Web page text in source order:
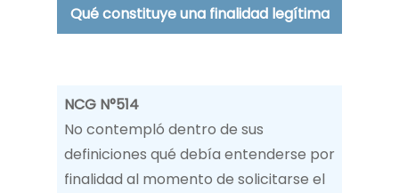
Qué constituye una finalidad legítima
NCG N°514
No contempló dentro de sus
definiciones qué debía entenderse por
finalidad al momento de solicitarse el